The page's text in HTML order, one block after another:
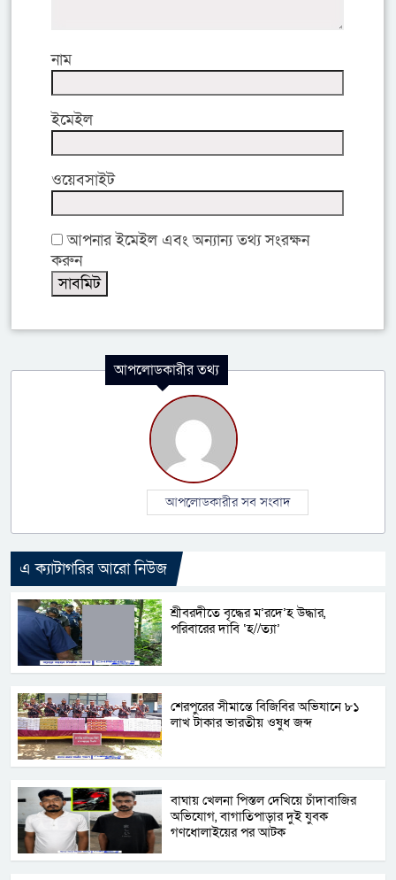
নাম
ইমেইল
ওয়েবসাইট
আপনার ইমেইল এবং অন্যান্য তথ্য সংরক্ষন
করুন
আপলোডকারীর তথ্য
আপলোডকারীর সব সংবাদ
এ ক্যাটাগরির আরো নিউজ
শ্রীবরদীতে বৃদ্ধের ম’রদে’হ উদ্ধার,
পরিবারের দাবি ‘হ//ত্যা’
শেরপুরের সীমান্তে বিজিবির অভিযানে ৮১
লাখ টাকার ভারতীয় ওষুধ জব্দ
বাঘায় খেলনা পিস্তল দেখিয়ে চাঁদাবাজির
অভিযোগ, বাগাতিপাড়ার দুই যুবক
গণধোলাইয়ের পর আটক